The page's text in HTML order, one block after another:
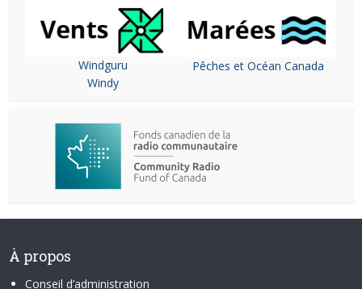
Windguru
Windy
Pêches et Océan Canada
À propos
Conseil d’administration